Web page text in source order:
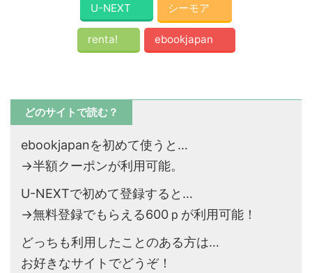
U-NEXT シーモア
renta! ebookjapan
どのサイトで読む？
ebookjapanを初めて使うと…
→半額クーポンが利用可能。
U-NEXTで初めて登録すると…
→無料登録でもらえる600ｐが利用可能！
どっちも利用したことのある方は…
お好きなサイトでどうぞ！